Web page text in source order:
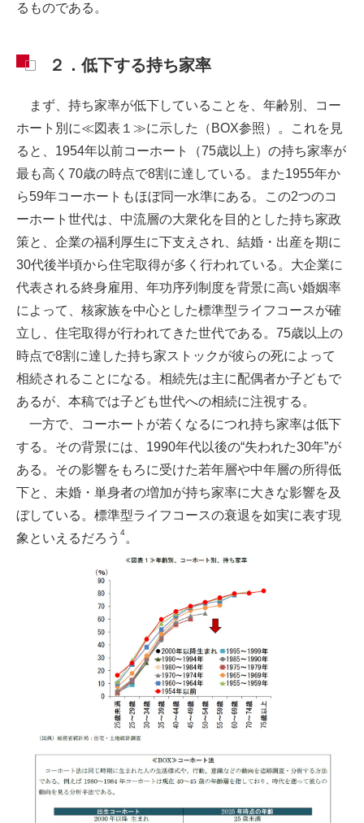
るものである。
２．低下する持ち家率
まず、持ち家率が低下していることを、年齢別、コー
ホート別に≪図表１≫に示した（BOX参照）。これを見
ると、1954年以前コーホート（75歳以上）の持ち家率が
最も高く70歳の時点で8割に達している。また1955年か
ら59年コーホートもほぼ同一水準にある。この2つのコ
ーホート世代は、中流層の大衆化を目的とした持ち家政
策と、企業の福利厚生に下支えされ、結婚・出産を期に
30代後半頃から住宅取得が多く行われている。大企業に
代表される終身雇用、年功序列制度を背景に高い婚姻率
によって、核家族を中心とした標準型ライフコースが確
立し、住宅取得が行われてきた世代である。75歳以上の
時点で8割に達した持ち家ストックが彼らの死によって
相続されることになる。相続先は主に配偶者か子どもで
あるが、本稿では子ども世代への相続に注視する。
一方で、コーホートが若くなるにつれ持ち家率は低下
する。その背景には、1990年代以後の“失われた30年”が
ある。その影響をもろに受けた若年層や中年層の所得低
下と、未婚・単身者の増加が持ち家率に大きな影響を及
ぼしている。標準型ライフコースの衰退を如実に表す現
象といえるだろう 4。